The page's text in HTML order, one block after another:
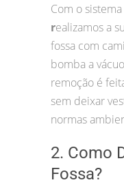
Com o
realizamos a
fossa com
bomba a
remoção é
sem deixar
normas
2. Como
Fossa?